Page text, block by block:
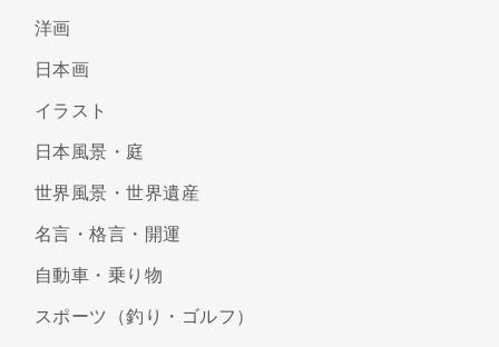
洋画
日本画
イラスト
日本風景・庭
世界風景・世界遺産
名言・格言・開運
自動車・乗り物
スポーツ（釣り・ゴルフ）